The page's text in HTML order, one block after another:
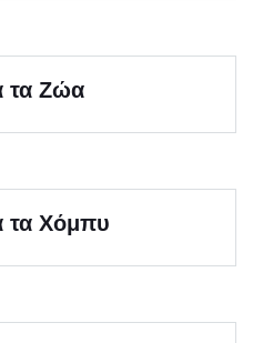
τα Ζώα
τα Χόμπυ